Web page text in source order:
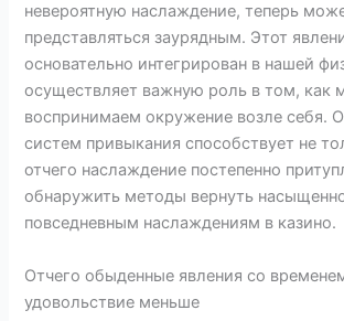
невероятную наслаждение, теперь
представляться заурядным. Этот
основательно интегрирован в нашей
осуществляет важную роль в том, как
воспринимаем окружение возле себя.
систем привыкания способствует не
отчего наслаждение постепенно
обнаружить методы вернуть
повседневным наслаждениям в казино.
Отчего обыденные явления со
удовольствие меньше